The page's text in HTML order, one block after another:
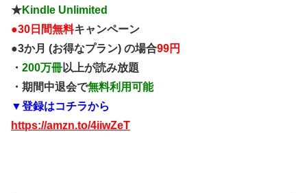
★Kindle Unlimited
●30日間無料キャンペーン
●3か月 (お得なプラン) の場合99円
・ 200万冊以上が読み放題
・期間中退会で無料利用可能
▼登録はコチラから
https://amzn.to/4iiwZeT